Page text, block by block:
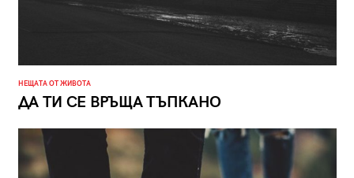
НЕЩАТА ОТ ЖИВОТА
ДА ТИ СЕ ВРЪЩА ТЪПКАНО